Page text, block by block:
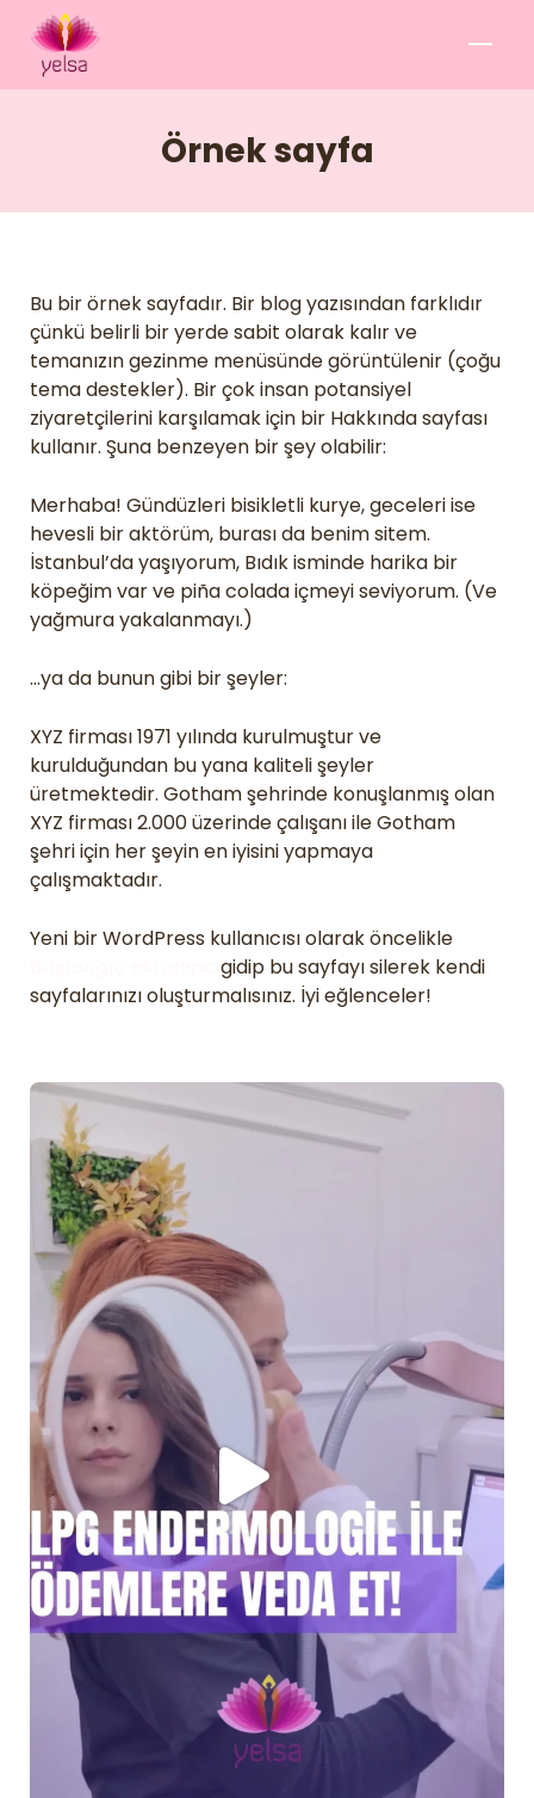
Örnek sayfa
Bu bir örnek sayfadır. Bir blog yazısından farklıdır
çünkü belirli bir yerde sabit olarak kalır ve
temanızın gezinme menüsünde görüntülenir (çoğu
tema destekler). Bir çok insan potansiyel
ziyaretçilerini karşılamak için bir Hakkında sayfası
kullanır. Şuna benzeyen bir şey olabilir:
Merhaba! Gündüzleri bisikletli kurye, geceleri ise
hevesli bir aktörüm, burası da benim sitem.
İstanbul’da yaşıyorum, Bıdık isminde harika bir
köpeğim var ve piña colada içmeyi seviyorum. (Ve
yağmura yakalanmayı.)
…ya da bunun gibi bir şeyler:
XYZ firması 1971 yılında kurulmuştur ve
kurulduğundan bu yana kaliteli şeyler
üretmektedir. Gotham şehrinde konuşlanmış olan
XYZ firması 2.000 üzerinde çalışanı ile Gotham
şehri için her şeyin en iyisini yapmaya
çalışmaktadır.
Yeni bir WordPress kullanıcısı olarak öncelikle
gidip bu sayfayı silerek kendi
sayfalarınızı oluşturmalısınız. İyi eğlenceler!